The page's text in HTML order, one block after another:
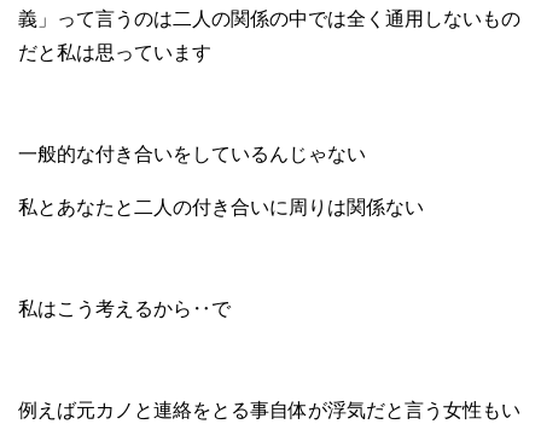
義」って言うのは二人の関係の中では全く通用しないもの
だと私は思っています
一般的な付き合いをしているんじゃない
私とあなたと二人の付き合いに周りは関係ない
私はこう考えるから‥で
例えば元カノと連絡をとる事自体が浮気だと言う女性もい